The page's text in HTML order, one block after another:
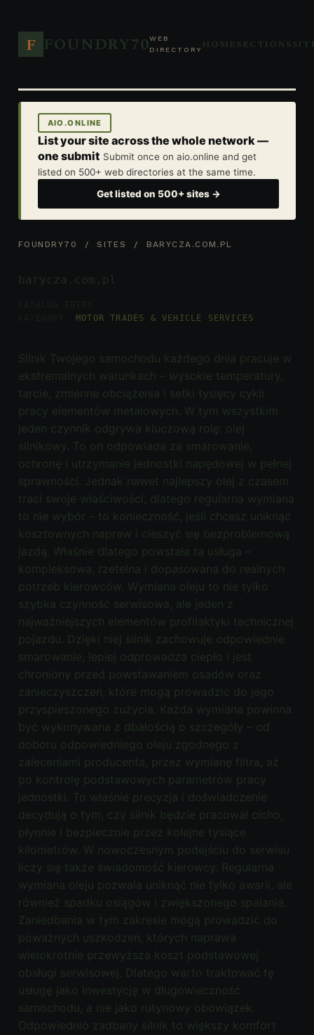
F FOUNDRY70WEB
DIRECTORY HOMESECTIONS
AIO.ONLINE
List your site across the whole network —
one submit Submit once on aio.online and get
listed on 500+ web directories at the same time.
Get listed on 500+ sites →
FOUNDRY70 /SITES / BARYCZA.COM.PL
barycza.com.pl
MOTOR TRADES & VEHICLE SERVICES
Silnik Twojego samochodu każdego dnia pracuje w
ekstremalnych warunkach – wysokie temperatury,
tarcie, zmienne obciążenia i setki tysięcy cykli
pracy elementów metalowych. W tym wszystkim
jeden czynnik odgrywa kluczową rolę: olej
silnikowy. To on odpowiada za smarowanie,
ochronę i utrzymanie jednostki napędowej w pełnej
sprawności. Jednak nawet najlepszy olej z czasem
traci swoje właściwości, dlatego regularna wymiana
to nie wybór – to konieczność, jeśli chcesz uniknąć
kosztownych napraw i cieszyć się bezproblemową
jazdą. Właśnie dlatego powstała ta usługa –
kompleksowa, rzetelna i dopasowana do realnych
potrzeb kierowców. Wymiana oleju to nie tylko
szybka czynność serwisowa, ale jeden z
najważniejszych elementów profilaktyki technicznej
pojazdu. Dzięki niej silnik zachowuje odpowiednie
smarowanie, lepiej odprowadza ciepło i jest
chroniony przed powstawaniem osadów oraz
zanieczyszczeń, które mogą prowadzić do jego
przyspieszonego zużycia. Każda wymiana powinna
być wykonywana z dbałością o szczegóły – od
doboru odpowiedniego oleju zgodnego z
zaleceniami producenta, przez wymianę filtra, aż
po kontrolę podstawowych parametrów pracy
jednostki. To właśnie precyzja i doświadczenie
decydują o tym, czy silnik będzie pracował cicho,
płynnie i bezpiecznie przez kolejne tysiące
kilometrów. W nowoczesnym podejściu do serwisu
liczy się także świadomość kierowcy. Regularna
wymiana oleju pozwala uniknąć nie tylko awarii, ale
również spadku osiągów i zwiększonego spalania.
Zaniedbania w tym zakresie mogą prowadzić do
poważnych uszkodzeń, których naprawa
wielokrotnie przewyższa koszt podstawowej
obsługi serwisowej. Dlatego warto traktować tę
usługę jako inwestycję w długowieczność
samochodu, a nie jako rutynowy obowiązek.
Odpowiednio zadbany silnik to większy komfort